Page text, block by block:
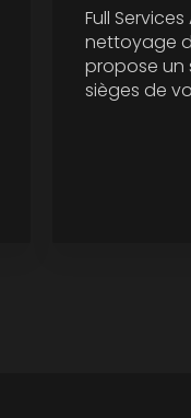
Full
nettoyage
propose un
sièges de